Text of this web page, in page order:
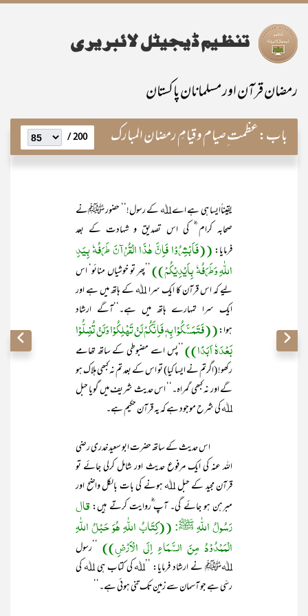
رمضان قرآن اور مسلمانان پاکستان
باب:عظمت ِصیام و قیامِ رمضان المبارک 200 /
یقیناًایسا ہی ہے اے ﷲ کے رسول!‘‘ حضور ﷺنے
صحابہ کرام ؓ کی اس تصدیق و شہادت کے بعد
فرمایا:((فَاَبْشِرُوْا فَاِنَّ ھٰذَا الْقُرْآنَ طَرَفُہٗ بِیَدِ
اللّٰہِ وَطَرَفُہٗ بِاَیْدِیْکُمْ))’’پھر تو خوشیاں منائو‘ اس
لیے کہ اس قرآن کا ایک سرا ﷲ کے ہاتھ میں ہے اور
ایک سرا تمہارے ہاتھ میں ہے۔‘‘آگے ارشاد
ہوا:((فَتَمَسَّکُوْا بِہٖ فَاِنَّکُمْ لَنْ تَھْلِکُوْا وَلَنْ تُضِلُّوْا
بَعْدَہٗ اَبَدًا))’’پس اسے مضبوطی کے ساتھ تھامے
رکھو! (اگرتم نے ایسا کیا) تو اس کے بعد تم نہ کبھی ہلاک ہو
گے اور نہ کبھی گمراہ۔‘‘ اس حدیث شریف میں گویا حبل
ﷲ کی شرح موجود ہے کہ یہ قرآن حکیم ہے۔
اس حدیث کے ساتھ حضرت ابو سعید خدری رضی
اللہ عنہ کی ایک مرفوع حدیث اور شامل کرلی جائے تو
قرآن مجید کے حبل ﷲ ہونے کی بات بالکل واضح اور
مبرہن ہو جائے گی۔ آپ ؓروایت کرتے ہیں:قال
رَسُولُ اللّٰہِ ﷺ:((کِتَابُ اللّٰہِ ھُوَ حَبْلُ اللّٰہِ
الْمَمْدُوْدُ مِنَ السَّمَاءِ اِلَی الْاَرْضِ)) ’’رسول
ﷲﷺ نے ارشاد فرمایا: ’’ﷲ کی کتاب ہی ﷲ کی
رسّی ہے جو آسمان سے زمین تک تنی ہوئی ہے۔‘‘